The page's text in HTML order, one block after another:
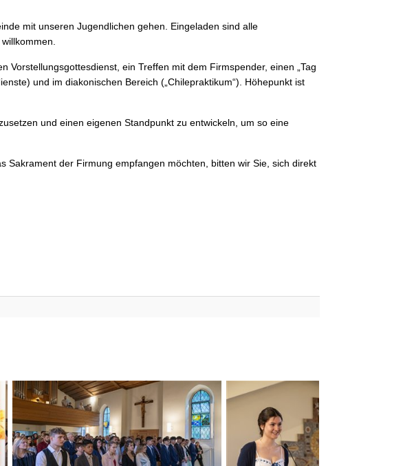
mit unseren Jugendlichen gehen. Eingeladen sind alle
ein Treffen mit dem Firmspender, einen „Tag
und im diakonischen Bereich („Chilepraktikum“). Höhepunkt ist
und einen eigenen Standpunkt zu entwickeln, um so eine
der Firmung empfangen möchten, bitten wir Sie, sich direkt